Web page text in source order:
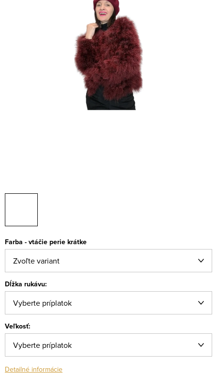
Farba - vtáčie perie krátke
Dĺžka rukávu:
Veľkosť:
Detailné informácie